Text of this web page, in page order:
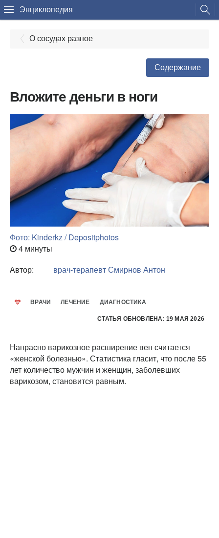
Энциклопедия
О сосудах разное
Содержание
Вложите деньги в ноги
Фото: Kinderkz / Depositphotos
4 минуты
Автор:
врач-терапевтСмирнов Антон
ВРАЧИ ЛЕЧЕНИЕ ДИАГНОСТИКА
СТАТЬЯ ОБНОВЛЕНА: 19 МАЯ 2026
Напрасно варикозное расширение вен считается
«женской болезнью». Статистика гласит, что после 55
лет количество мужчин и женщин, заболевших
варикозом, становится равным.